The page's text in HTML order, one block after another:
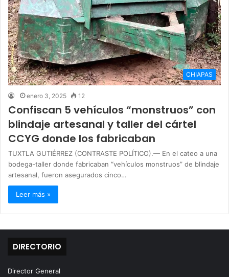
CHIAPAS
enero 3, 2025 12
Confiscan 5 vehículos “monstruos” con
blindaje artesanal y taller del cártel
CCYG donde los fabricaban
TUXTLA GUTIÉRREZ (CONTRASTE POLÍTICO).— En el cateo a una
bodega-taller donde fabricaban “vehículos monstruos” de blindaje
artesanal, fueron asegurados cinco…
Leer más »
DIRECTORIO
Director General